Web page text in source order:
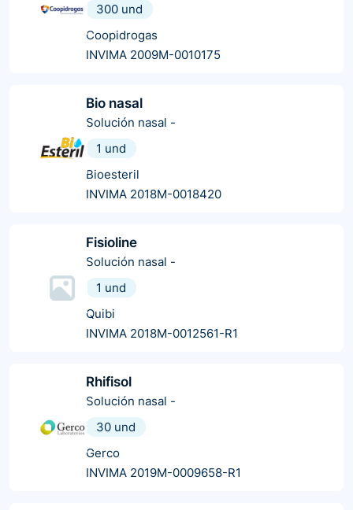
300 und
Coopidrogas
INVIMA 2009M-0010175
Bio nasal
Solución nasal -
1 und
Bioesteril
INVIMA 2018M-0018420
Fisioline
Solución nasal -
1 und
Quibi
INVIMA 2018M-0012561-R1
Rhifisol
Solución nasal -
30 und
Gerco
INVIMA 2019M-0009658-R1